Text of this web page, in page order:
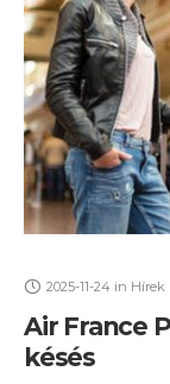
2025-11-24 in Hírek
Air France
késés